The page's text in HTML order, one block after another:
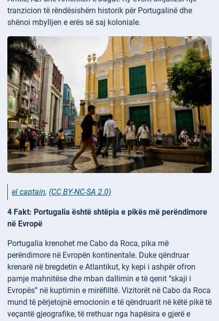
tranzicion të rëndësishëm historik për Portugalinë dhe
shënoi mbylljen e erës së saj koloniale.
el captain, (CC BY-NC-SA 2.0)
4 Fakt: Portugalia është shtëpia e pikës më perëndimore
në Evropë
Portugalia krenohet me Cabo da Roca, pika më
perëndimore në Evropën kontinentale. Duke qëndruar
krenarë në bregdetin e Atlantikut, ky kepi i ashpër ofron
pamje mahnitëse dhe mban dallimin e të qenit “skaji i
Evropës” në kuptimin e mirëfilltë. Vizitorët në Cabo da Roca
mund të përjetojnë emocionin e të qëndruarit në këtë pikë të
veçantë gjeografike, të rrethuar nga hapësira e gjerë e